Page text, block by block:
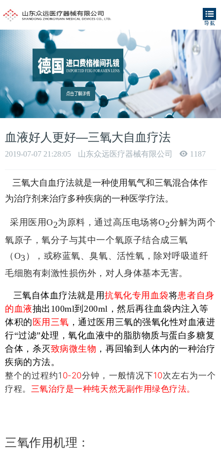
血液好人更好—三氧大自血疗法
2019-07-07 21:28:05 山东众远医疗器械有限公司 1187
三氧大自血疗法就是一种使用氧气和三氧混合体作
为治疗剂来治疗多种疾病的一种医学疗法。
采用医用O2为原料，通过高压电场将O2分解为两个
氧原子，氧分子与其中一个氧原子结合成三氧
（O3 ），或称蓝氧、臭氧、活性氧，除对呼吸道纤
毛细胞有刺激性损伤外，对人身体基本无害。
三氧自体血疗法就是用抗氧化专用血袋将患者自身
的血液抽出100ml到200ml ，然后再往血袋内注入等
体积的 医用三氧 ，通过医用三氧的强氧化性对血液进
行“过滤”处理，氧化血液中的脂肪物质与蛋白多糖复
合体，杀灭致病微生物 ，再回输到人体内的一种治疗
疾病的方法。
整个的过程约1 0-20分钟，一般情况下10次左右为一个
疗程。 三氧治疗是一种纯天然无副作用绿色疗法。
三氧作用机理：